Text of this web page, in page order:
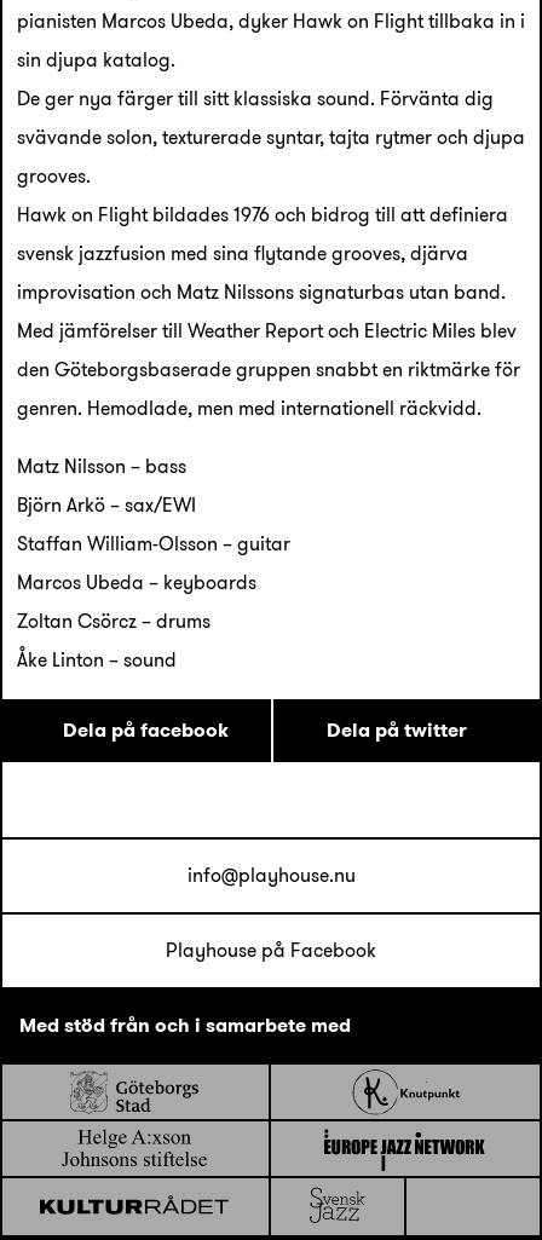
pianisten Marcos Ubeda, dyker Hawk on Flight tillbaka in i
sin djupa katalog.
De ger nya färger till sitt klassiska sound. Förvänta dig
svävande solon, texturerade syntar, tajta rytmer och djupa
grooves.
Hawk on Flight bildades 1976 och bidrog till att definiera
svensk jazzfusion med sina flytande grooves, djärva
improvisation och Matz Nilssons signaturbas utan band.
Med jämförelser till Weather Report och Electric Miles blev
den Göteborgsbaserade gruppen snabbt en riktmärke för
genren. Hemodlade, men med internationell räckvidd.
Matz Nilsson – bass
Björn Arkö – sax/EWI
Staffan William-Olsson – guitar
Marcos Ubeda – keyboards
Zoltan Csörcz – drums
Åke Linton – sound
Dela på facebook Dela på twitter
info@playhouse.nu
Playhouse på Facebook
Med stöd från och i samarbete med